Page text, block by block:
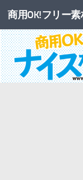
コンテンツへス
商用OK!フリー